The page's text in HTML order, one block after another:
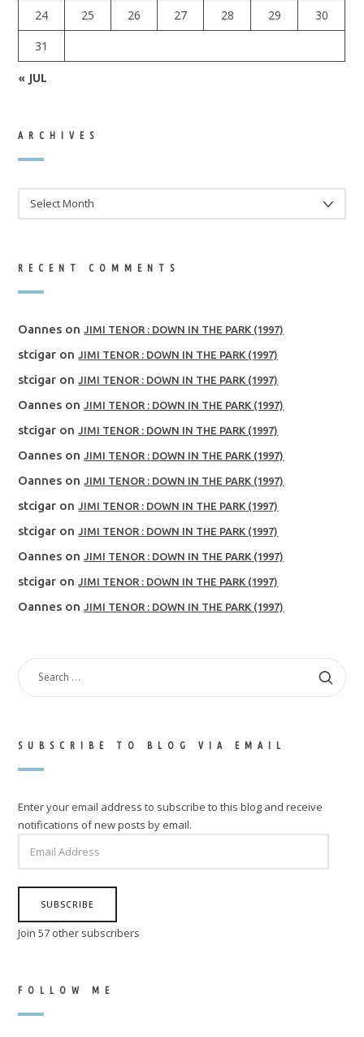
24
25 26 27 28 29
30
31
« JUL
ARCHIVES
RECENT COMMENTS
Oannes onJIMI TENOR : DOWN IN THE PARK (1997)
stcigar onJIMI TENOR : DOWN IN THE PARK (1997)
stcigar onJIMI TENOR : DOWN IN THE PARK (1997)
Oannes onJIMI TENOR : DOWN IN THE PARK (1997)
stcigar onJIMI TENOR : DOWN IN THE PARK (1997)
Oannes onJIMI TENOR : DOWN IN THE PARK (1997)
Oannes onJIMI TENOR : DOWN IN THE PARK (1997)
stcigar onJIMI TENOR : DOWN IN THE PARK (1997)
stcigar onJIMI TENOR : DOWN IN THE PARK (1997)
Oannes onJIMI TENOR : DOWN IN THE PARK (1997)
stcigar onJIMI TENOR : DOWN IN THE PARK (1997)
Oannes onJIMI TENOR : DOWN IN THE PARK (1997)
SEARCH
FOR:
SUBSCRIBE TO BLOG VIA EMAIL
Enter your email address to subscribe to this blog and receive
notifications of new posts by email.
ADDRESS
SUBSCRIBE
Join 57 other subscribers
FOLLOW ME